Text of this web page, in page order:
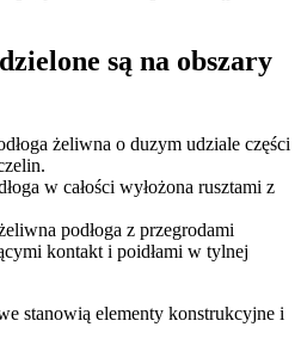
są na obszary
żeliwna o duzym udziale części
w całości wyłożona rusztami z
podłoga z przegrodami
kontakt i poidłami w tylnej
stanowią elementy konstrukcyjne i